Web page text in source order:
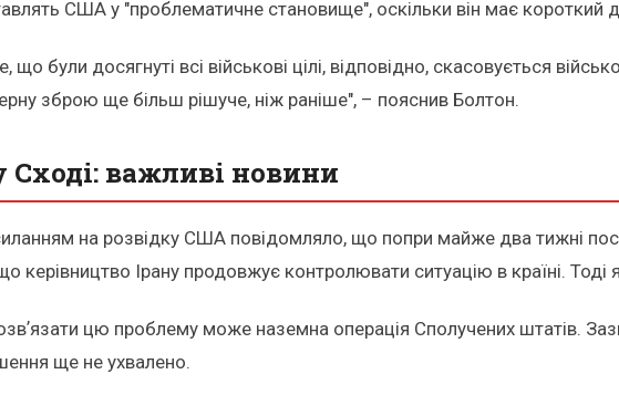
США у "проблематичне становище", оскільки він має короткий
були досягнуті всі військові цілі, відповідно, скасовується
зброю ще більш рішуче, ніж раніше", – пояснив Болтон.
важливі новини
на розвідку США повідомляло, що попри майже два тижні
керівництво Ірану продовжує контролювати ситуацію в країні. Тоді
цю проблему може наземна операція Сполучених штатів.
ще не ухвалено.